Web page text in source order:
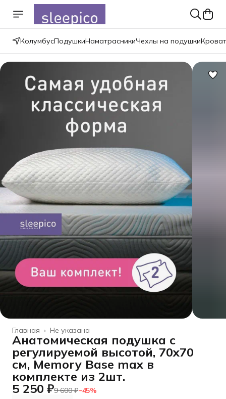
КолумбусПодушкиНаматрасникиЧехлы на подушки
Не указана
Главная ›
Анатомическая подушка с
регулируемой высотой, 70x70
см, Memory Base max в
комплекте из 2шт.
5 250 ₽9 600 ₽−45%